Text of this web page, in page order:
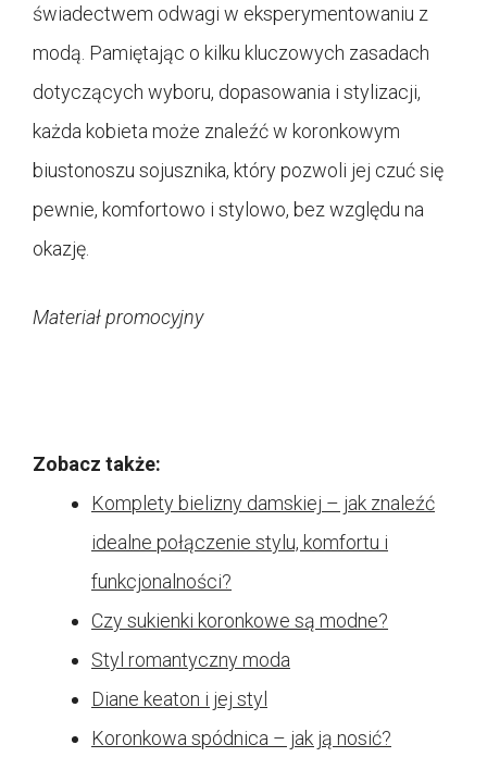
świadectwem odwagi w eksperymentowaniu z
modą. Pamiętając o kilku kluczowych zasadach
dotyczących wyboru, dopasowania i stylizacji,
każda kobieta może znaleźć w koronkowym
biustonoszu sojusznika, który pozwoli jej czuć się
pewnie, komfortowo i stylowo, bez względu na
okazję.
Materiał promocyjny
Zobacz także:
Komplety bielizny damskiej – jak znaleźć
idealne połączenie stylu, komfortu i
funkcjonalności?
Czy sukienki koronkowe są modne?
Styl romantyczny moda
Diane keaton i jej styl
Koronkowa spódnica – jak ją nosić?